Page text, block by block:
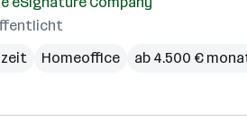
Homeoffice ab 4.500 €